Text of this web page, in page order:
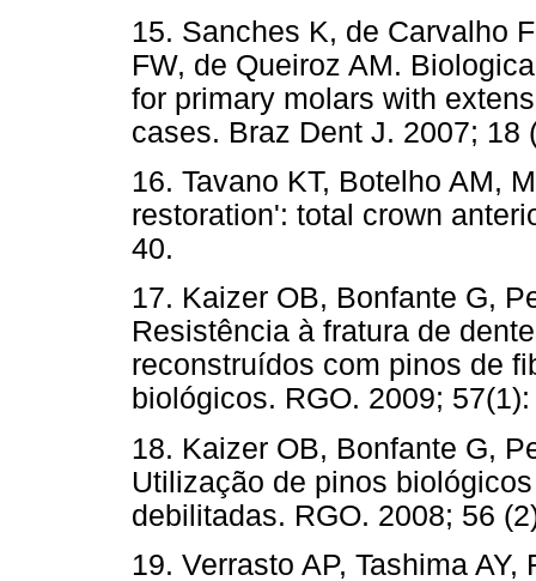
15. Sanches K, de Carvalho
FW, de Queiroz AM.
for primary molars with
cases. Braz Dent J. 2007; 18
16. Tavano KT, Botelho AM,
restoration': total crown
40.
17. Kaizer OB, Bonfante G,
Resistência à fratura de
reconstruídos com pinos de
biológicos. RGO. 2009;
18. Kaizer OB, Bonfante G,
Utilização de pinos
debilitadas. RGO. 2008; 56
19. Verrasto AP, Tashima